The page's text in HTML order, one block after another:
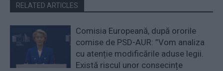
RELATED ARTICLES
Comisia Europeană, după ororile
comise de PSD-AUR: ”Vom analiza
cu atenție modificările aduse legii.
Există riscul unor consecințe